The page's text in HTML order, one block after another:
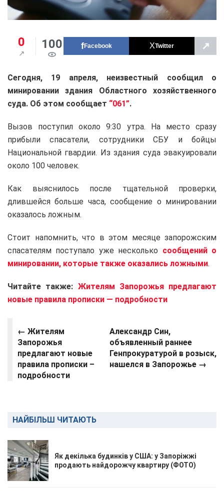
0 100 Facebook Twitter ↗
Сегодня, 19 апреля, неизвестный сообщил о
минировании здания Областного хозяйственного
суда. Об этом сообщает “061”.
Вызов поступил около 9:30 утра. На место сразу
прибыли спасатели, сотрудники СБУ и бойцы
Национальной гвардии. Из здания суда эвакуировали
около 100 человек.
Как выяснилось после тщательной проверки,
длившейся больше часа, сообщение о минировании
оказалось ложным.
Стоит напомнить, что в этом месяце запорожским
спасателям поступало уже несколько сообщений о
минировании, которые также оказались ложными.
Читайте также: Жителям Запорожья предлагают
новые правила прописки — подробности
← Жителям
Запорожья
предлагают новые
правила прописки –
подробности
Александр Син,
объявленный раннее
Генпрокуратурой в розыск,
нашелся в Запорожье →
НАЙБІЛЬШ ЧИТАЮТЬ
Як декілька будинків у США: у Запоріжжі
продають найдорожчу квартиру (ФОТО)